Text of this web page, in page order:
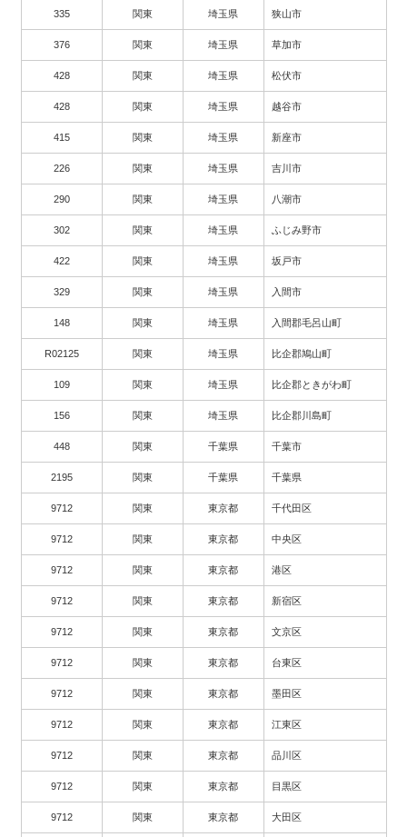
335 関東 埼玉県 狭山市
376 関東 埼玉県 草加市
428 関東 埼玉県 松伏市
428 関東 埼玉県 越谷市
415 関東 埼玉県 新座市
226 関東 埼玉県 吉川市
290 関東 埼玉県 八潮市
302 関東 埼玉県 ふじみ野市
422 関東 埼玉県 坂戸市
329 関東 埼玉県 入間市
148 関東 埼玉県 入間郡毛呂山町
R02125 関東 埼玉県 比企郡鳩山町
109 関東 埼玉県 比企郡ときがわ町
156 関東 埼玉県 比企郡川島町
448 関東 千葉県 千葉市
2195 関東 千葉県 千葉県
9712 関東 東京都 千代田区
9712 関東 東京都 中央区
9712 関東 東京都 港区
9712 関東 東京都 新宿区
9712 関東 東京都 文京区
9712 関東 東京都 台東区
9712 関東 東京都 墨田区
9712 関東 東京都 江東区
9712 関東 東京都 品川区
9712 関東 東京都 目黒区
9712 関東 東京都 大田区